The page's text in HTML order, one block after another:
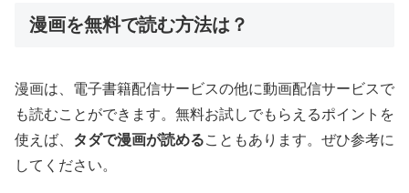
漫画を無料で読む方法は？
漫画は、電子書籍配信サービスの他に動画配信サービスで
も読むことができます。無料お試しでもらえるポイントを
使えば、 タダで漫画が読めることもあります。ぜひ参考に
してください。